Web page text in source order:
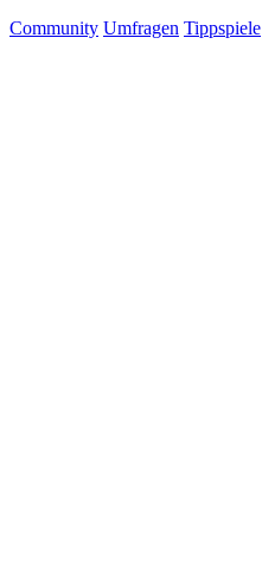
Community Umfragen Tippspiele